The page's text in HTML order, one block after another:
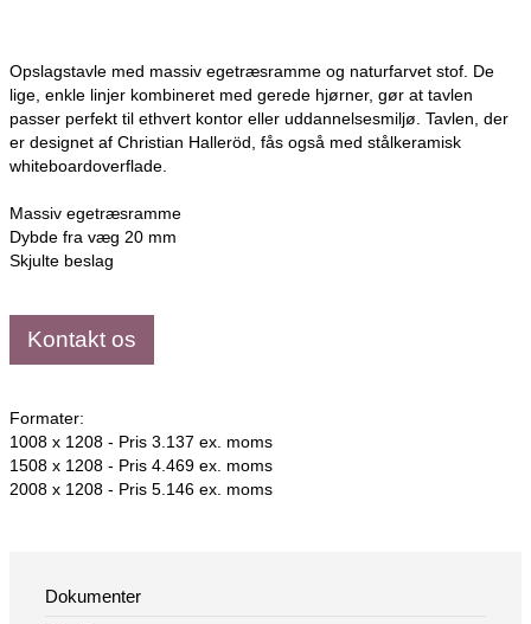
Opslagstavle med massiv egetræsramme og naturfarvet stof. De
lige, enkle linjer kombineret med gerede hjørner, gør at tavlen
passer perfekt til ethvert kontor eller uddannelsesmiljø. Tavlen, der
er designet af Christian Halleröd, fås også med stålkeramisk
whiteboardoverflade.
Massiv egetræsramme
Dybde fra væg 20 mm
Skjulte beslag
Kontakt os
Formater:
1008 x 1208 - Pris 3.137 ex. moms
1508 x 1208 - Pris 4.469 ex. moms
2008 x 1208 - Pris 5.146 ex. moms
Dokumenter